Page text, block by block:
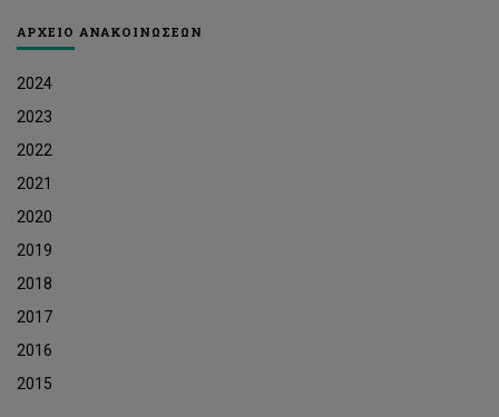
ΑΡΧΕΙΟ ΑΝΑΚΟΙΝΩΣΕΩΝ
2024
2023
2022
2021
2020
2019
2018
2017
2016
2015